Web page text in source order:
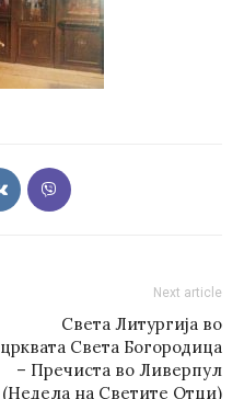
Next article
Света Литургија во
црквата Света Богородица
– Пречиста во Ливерпул
(Недела на Светите Отци)